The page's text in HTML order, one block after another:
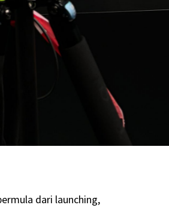
dari launching,